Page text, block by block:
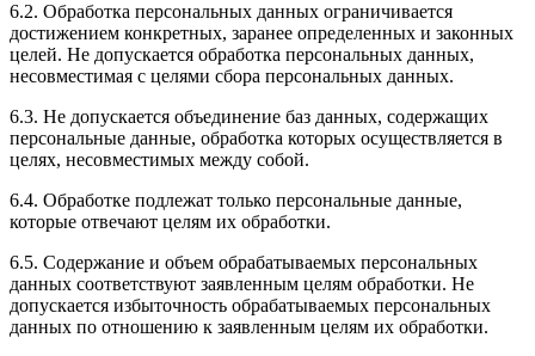
6.2. Обработка персональных данных ограничивается
достижением конкретных, заранее определенных и законных
целей. Не допускается обработка персональных данных,
несовместимая с целями сбора персональных данных.
6.3. Не допускается объединение баз данных, содержащих
персональные данные, обработка которых осуществляется в
целях, несовместимых между собой.
6.4. Обработке подлежат только персональные данные,
которые отвечают целям их обработки.
6.5. Содержание и объем обрабатываемых персональных
данных соответствуют заявленным целям обработки. Не
допускается избыточность обрабатываемых персональных
данных по отношению к заявленным целям их обработки.